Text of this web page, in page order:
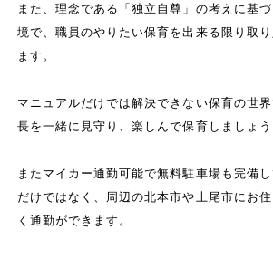
また、理念である「独立自尊」の考えに基
境で、職員のやりたい保育を出来る限り取
ます。
マニュアルだけでは解決できない保育の世
長を一緒に見守り、楽しんで保育しましょう
またマイカー通勤可能で無料駐車場も完備
だけではなく、周辺の北本市や上尾市にお
く通勤ができます。